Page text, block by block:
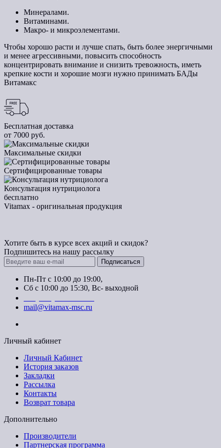
Минералами.
Витаминами.
Макро- и микроэлементами.
Чтобы хорошо расти и лучше спать, быть более энергичными
и менее агрессивными, повысить способность
концентрировать внимание и снизить тревожность, иметь
крепкие кости и хорошие мозги нужно принимать БАДы
Витамакс
Бесплатная доставка
от 7000 руб.
Максимальные скидки
Сертифицированные товары
Консультация нутрициолога
бесплатно
Vitamax - оригинальная продукция
Хотите быть в курсе всех акций и скидок?
Подпишитесь на нашу рассылку
Подписаться
Пн-Пт с 10:00 до 19:00,
Сб с 10:00 до 15:30, Вс- выходной
mail@vitamax-msc.ru
Личный кабинет
Личный Кабинет
История заказов
Закладки
Рассылка
Контакты
Возврат товара
Дополнительно
Производители
Партнерская программа